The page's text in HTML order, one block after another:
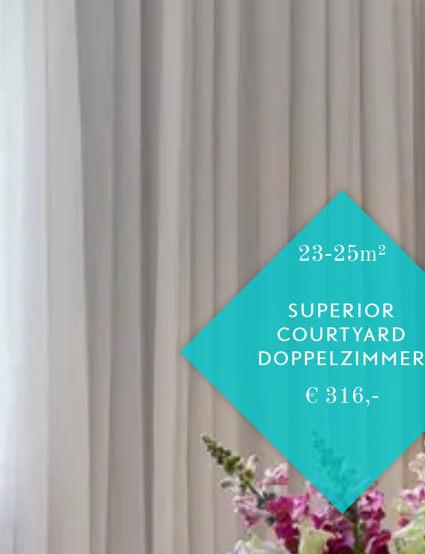
23-25m²
SUPERIOR
COURTYARD
DOPPELZIMMER
€ 316,-